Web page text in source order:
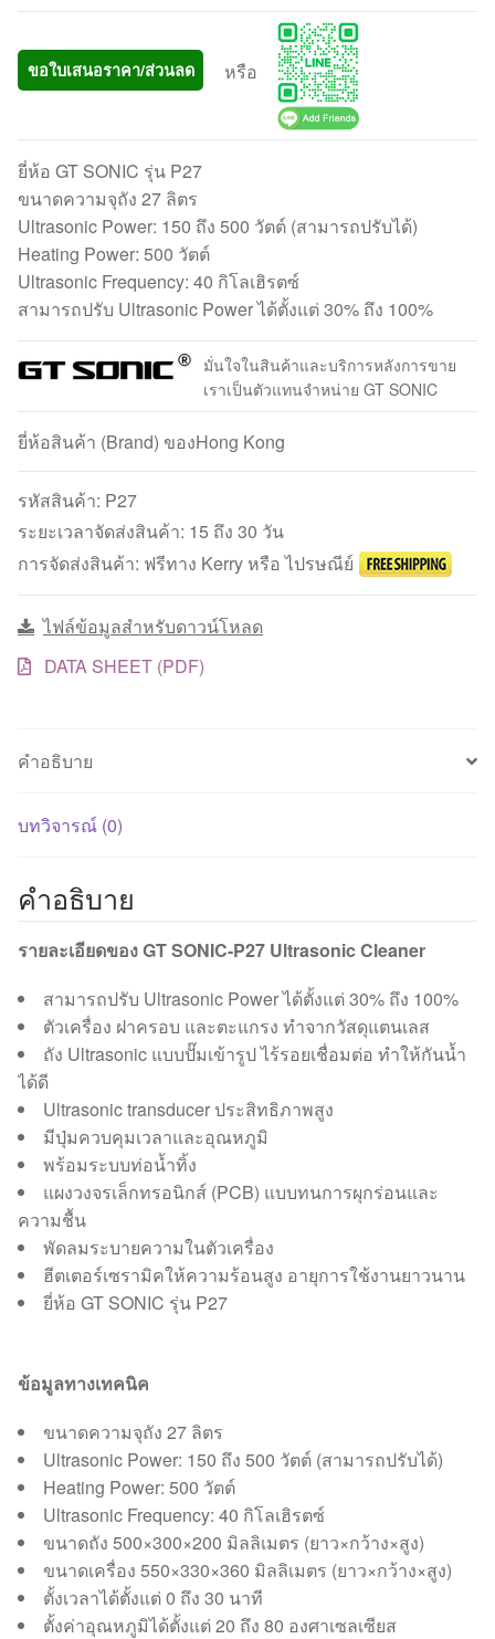
ขอใบเสนอราคา/ส่วนลด หรือ
ยี่ห้อ GT SONIC รุ่น P27
ขนาดความจุถัง 27 ลิตร
Ultrasonic Power: 150 ถึง 500 วัตต์ (สามารถปรับได้)
Heating Power: 500 วัตต์
Ultrasonic Frequency: 40 กิโลเฮิรตซ์
สามารถปรับ Ultrasonic Power ได้ตั้งแต่ 30% ถึง 100%
มั่นใจในสินค้าและบริการหลังการขาย
เราเป็นตัวแทนจำหน่าย GT SONIC
ยี่ห้อสินค้า (Brand) ของHong Kong
รหัสสินค้า: P27
ระยะเวลาจัดส่งสินค้า: 15 ถึง 30 วัน
การจัดส่งสินค้า: ฟรีทาง Kerry หรือ ไปรษณีย์
ไฟล์ข้อมูลสำหรับดาวน์โหลด
DATA SHEET (PDF)
คำอธิบาย
บทวิจารณ์ (0)
คำอธิบาย
รายละเอียดของ GT SONIC-P27 Ultrasonic Cleaner
สามารถปรับ Ultrasonic Power ได้ตั้งแต่ 30% ถึง 100%
ตัวเครื่อง ฝาครอบ และตะแกรง ทำจากวัสดุแตนเลส
ถัง Ultrasonic แบบปั๊มเข้ารูป ไร้รอยเชื่อมต่อ ทำให้กันน้ำ
ได้ดี
Ultrasonic transducer ประสิทธิภาพสูง
มีปุ่มควบคุมเวลาและอุณหภูมิ
พร้อมระบบท่อน้ำทิ้ง
แผงวงจรเล็กทรอนิกส์ (PCB) แบบทนการผุกร่อนและ
ความชื้น
พัดลมระบายความในตัวเครื่อง
ฮีตเตอร์เซรามิคให้ความร้อนสูง อายุการใช้งานยาวนาน
ยี่ห้อ GT SONIC รุ่น P27
ข้อมูลทางเทคนิค
ขนาดความจุถัง 27 ลิตร
Ultrasonic Power: 150 ถึง 500 วัตต์ (สามารถปรับได้)
Heating Power: 500 วัตต์
Ultrasonic Frequency: 40 กิโลเฮิรตซ์
ขนาดถัง 500×300×200 มิลลิเมตร (ยาว×กว้าง×สูง)
ขนาดเครื่อง 550×330×360 มิลลิเมตร (ยาว×กว้าง×สูง)
ตั้งเวลาได้ตั้งแต่ 0 ถึง 30 นาที
ตั้งค่าอุณหภูมิได้ตั้งแต่ 20 ถึง 80 องศาเซลเซียส